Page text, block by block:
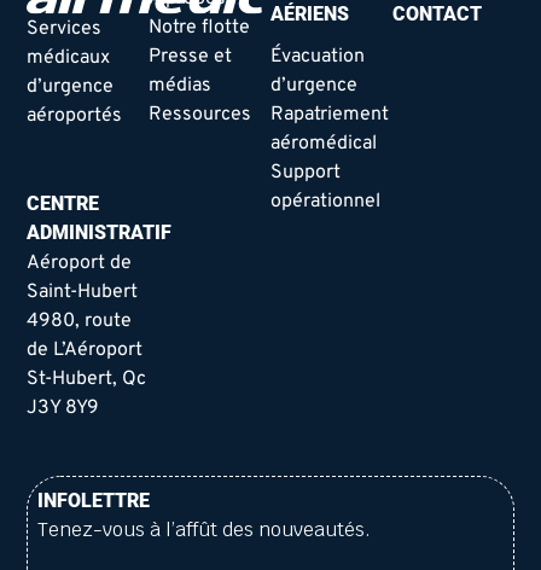
Services
médicaux
d’urgence
aéroportés
CENTRE
ADMINISTRATIF
Aéroport de
Saint-Hubert
4980, route
de L’Aéroport
St-Hubert, Qc
J3Y 8Y9
Notre flotte
Presse et
médias
Ressources
AÉRIENS
Évacuation
d’urgence
Rapatriement
aéromédical
Support
opérationnel
CONTACT
INFOLETTRE
Tenez-vous à l’affût des nouveautés.